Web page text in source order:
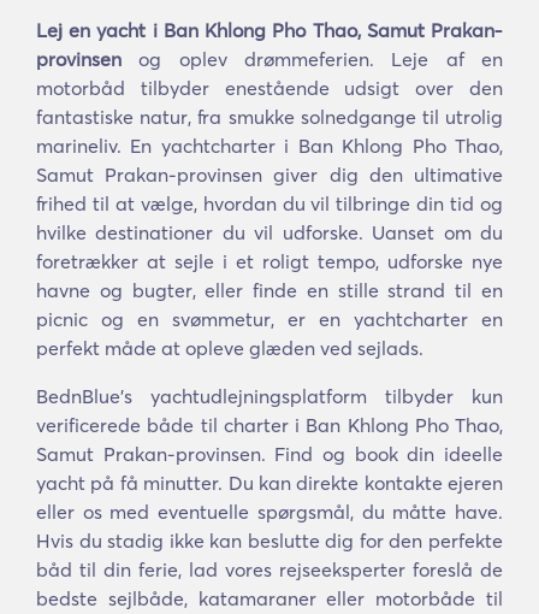
Lej en yacht i Ban Khlong Pho Thao, Samut Prakan-
provinsen og oplev drømmeferien. Leje af en
motorbåd tilbyder enestående udsigt over den
fantastiske natur, fra smukke solnedgange til utrolig
marineliv. En yachtcharter i Ban Khlong Pho Thao,
Samut Prakan-provinsen giver dig den ultimative
frihed til at vælge, hvordan du vil tilbringe din tid og
hvilke destinationer du vil udforske. Uanset om du
foretrækker at sejle i et roligt tempo, udforske nye
havne og bugter, eller finde en stille strand til en
picnic og en svømmetur, er en yachtcharter en
perfekt måde at opleve glæden ved sejlads.
BednBlue's yachtudlejningsplatform tilbyder kun
verificerede både til charter i Ban Khlong Pho Thao,
Samut Prakan-provinsen. Find og book din ideelle
yacht på få minutter. Du kan direkte kontakte ejeren
eller os med eventuelle spørgsmål, du måtte have.
Hvis du stadig ikke kan beslutte dig for den perfekte
båd til din ferie, lad vores rejseeksperter foreslå de
bedste sejlbåde, katamaraner eller motorbåde til